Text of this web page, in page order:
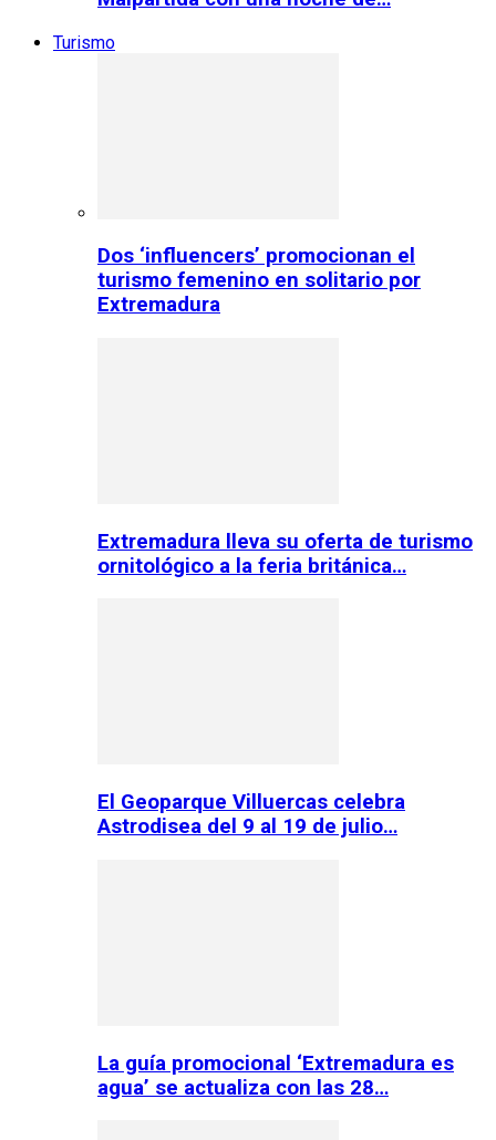
Turismo
Dos ‘influencers’ promocionan el
turismo femenino en solitario por
Extremadura
Extremadura lleva su oferta de turismo
ornitológico a la feria británica…
El Geoparque Villuercas celebra
Astrodisea del 9 al 19 de julio…
La guía promocional ‘Extremadura es
agua’ se actualiza con las 28…